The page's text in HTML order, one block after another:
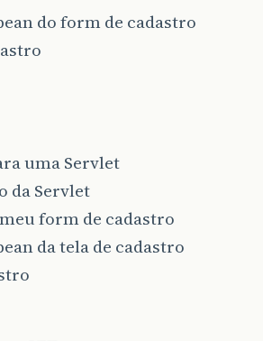
do form de cadastro
uma Servlet
da Servlet
form de cadastro
da tela de cadastro